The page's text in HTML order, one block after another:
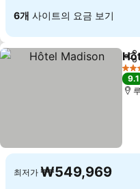
6개 사이트의 요금 보기
공
4 성
9.1
최저가 ₩549,969